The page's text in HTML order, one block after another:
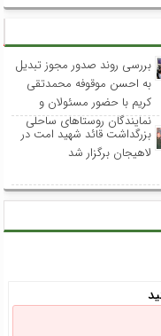
بررسی روند صدور مجوز تبدیل
به احسن موقوفه محمدتقی
کریم با حضور مسئولان و
نمایندگان روستاهای ساحلی
بزرگداشت قائد شهید امت در
لاهیجان برگزار شد